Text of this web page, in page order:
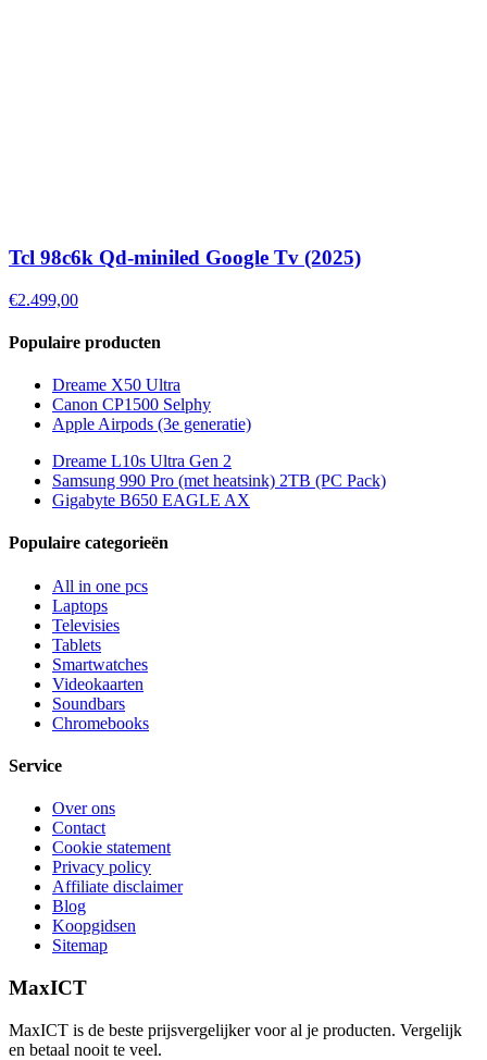
Tcl 98c6k Qd-miniled Google Tv (2025)
€2.499,00
Populaire producten
Dreame X50 Ultra
Canon CP1500 Selphy
Apple Airpods (3e generatie)
Dreame L10s Ultra Gen 2
Samsung 990 Pro (met heatsink) 2TB (PC Pack)
Gigabyte B650 EAGLE AX
Populaire categorieën
All in one pcs
Laptops
Televisies
Tablets
Smartwatches
Videokaarten
Soundbars
Chromebooks
Service
Over ons
Contact
Cookie statement
Privacy policy
Affiliate disclaimer
Blog
Koopgidsen
Sitemap
MaxICT
MaxICT is de beste prijsvergelijker voor al je producten. Vergelijk
en betaal nooit te veel.